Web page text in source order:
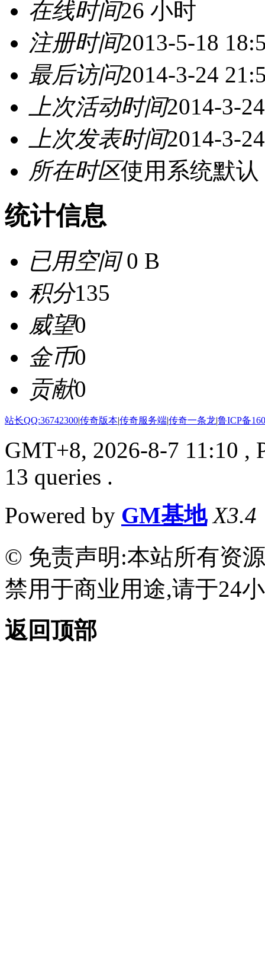
在线时间26 小时
注册时间2013-5-18
最后访问2014-3-24
上次活动时间2014-3-
上次发表时间2014-3-
所在时区使用系统默认
统计信息
已用空间0 B
积分135
威望0
金币0
贡献0
站长QQ:36742300|传奇版本|传奇服务端|传奇一条龙|鲁ICP备
GMT+8, 2026-8-7 11:10 ,
13 queries .
Powered by GM基地 X3.4
© 免责声明:本站所有资
禁用于商业用途,请于24
返回顶部